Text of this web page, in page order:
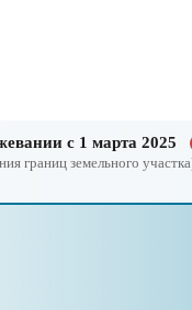
с 1 марта 2025
границ земельного